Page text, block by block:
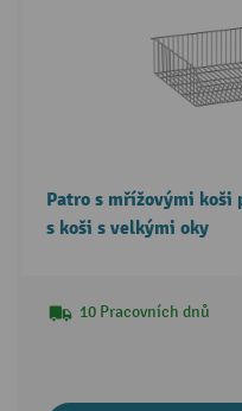
Patro s mřížovými koši
s koši s velkými oky
10 Pracovních dnů